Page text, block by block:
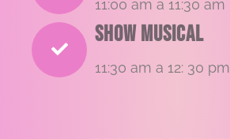
11:00 am a 11:30 am
Show musical
11:30 am a 12: 30 pm